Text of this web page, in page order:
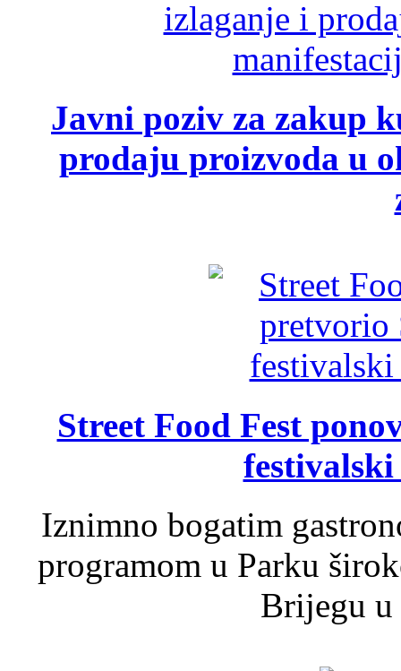
Javni poziv za zakup
prodaju proizvoda u
Street Food Fest
Iznimno bogatim
programom u Parku
Brijegu u